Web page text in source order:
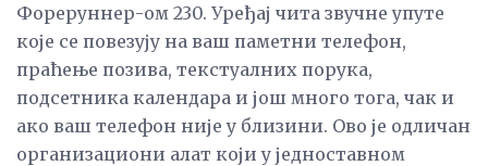
Фореруннер-ом 230. Уређај чита звучне упуте
које се повезују на ваш паметни телефон,
праћење позива, текстуалних порука,
подсетника календара и још много тога, чак и
ако ваш телефон није у близини. Ово је одличан
организациони алат који у једноставном